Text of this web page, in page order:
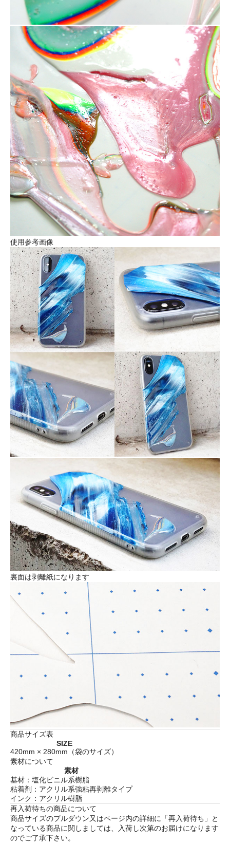
使用参考画像
裏面は剥離紙になります
商品サイズ表
SIZE
420mm × 280mm（袋のサイズ）
素材について
素材
基材：塩化ビニル系樹脂
粘着剤：アクリル系強粘再剥離タイプ
インク：アクリル樹脂
再入荷待ちの商品について
商品サイズのプルダウン又はページ内の詳細に「再入荷待ち 」と
なっている商品に関しましては、入荷し次第のお届けになります
のでご了承下さい。